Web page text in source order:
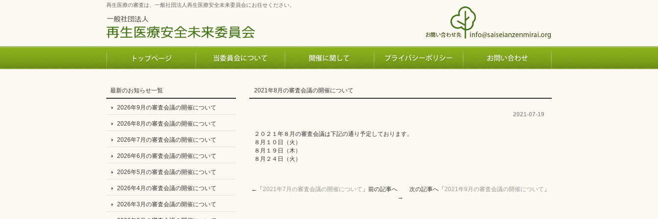
再生医療の審査は、一般社団法人再生医療安全未来委員会にお任せください。
2021年8月の審査会議の開催について
2021-07-19
２０２１年８月の審査会議は下記の通り予定しております。
８月１０日（火）
８月１９日（木）
８月２４日（火）
←「 2021年7月の審査会議の開催について 」前の記事へ 次の記事へ「 2021年9月の審査会議の開催について 」
→
最新のお知らせ一覧
2026年9月の審査会議の開催について
2026年8月の審査会議の開催について
2026年7月の審査会議の開催について
2026年6月の審査会議の開催について
2026年5月の審査会議の開催について
2026年4月の審査会議の開催について
2026年3月の審査会議の開催について